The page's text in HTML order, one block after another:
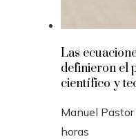
Las
definieron el
científico y
Manuel
horas